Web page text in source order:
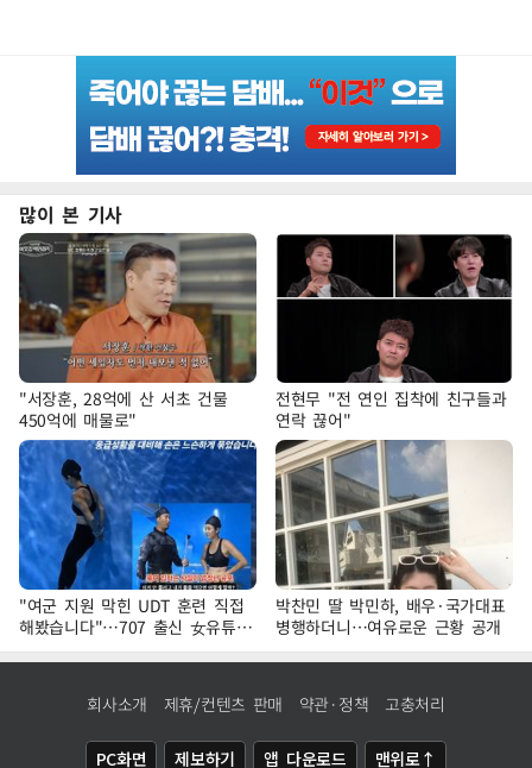
많이 본 기사
"서장훈, 28억에 산 서초 건물
450억에 매물로"
전현무 "전 연인 집착에 친구들과
연락 끊어"
"여군 지원 막힌 UDT 훈련 직접
해봤습니다"…707 출신 女유튜버
'완벽 소화'
박찬민 딸 박민하, 배우·국가대표
병행하더니…여유로운 근황 공개
회사소개 제휴/컨텐츠 판매 약관·정책 고충처리
PC화면 제보하기 앱 다운로드 맨위로↑